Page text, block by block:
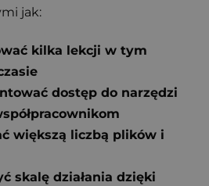
jak:
kilka lekcji w tym
dostęp do narzędzi
większą liczbą plików i
skalę działania dzięki